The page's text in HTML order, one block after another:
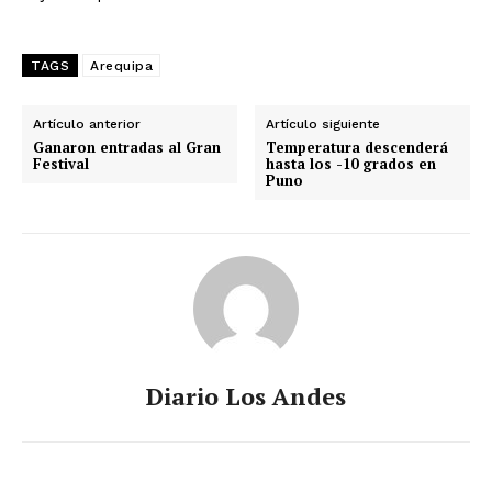
TAGS Arequipa
Artículo anterior
Ganaron entradas al Gran
Festival
Artículo siguiente
Temperatura descenderá
hasta los -10 grados en
Puno
Diario Los Andes